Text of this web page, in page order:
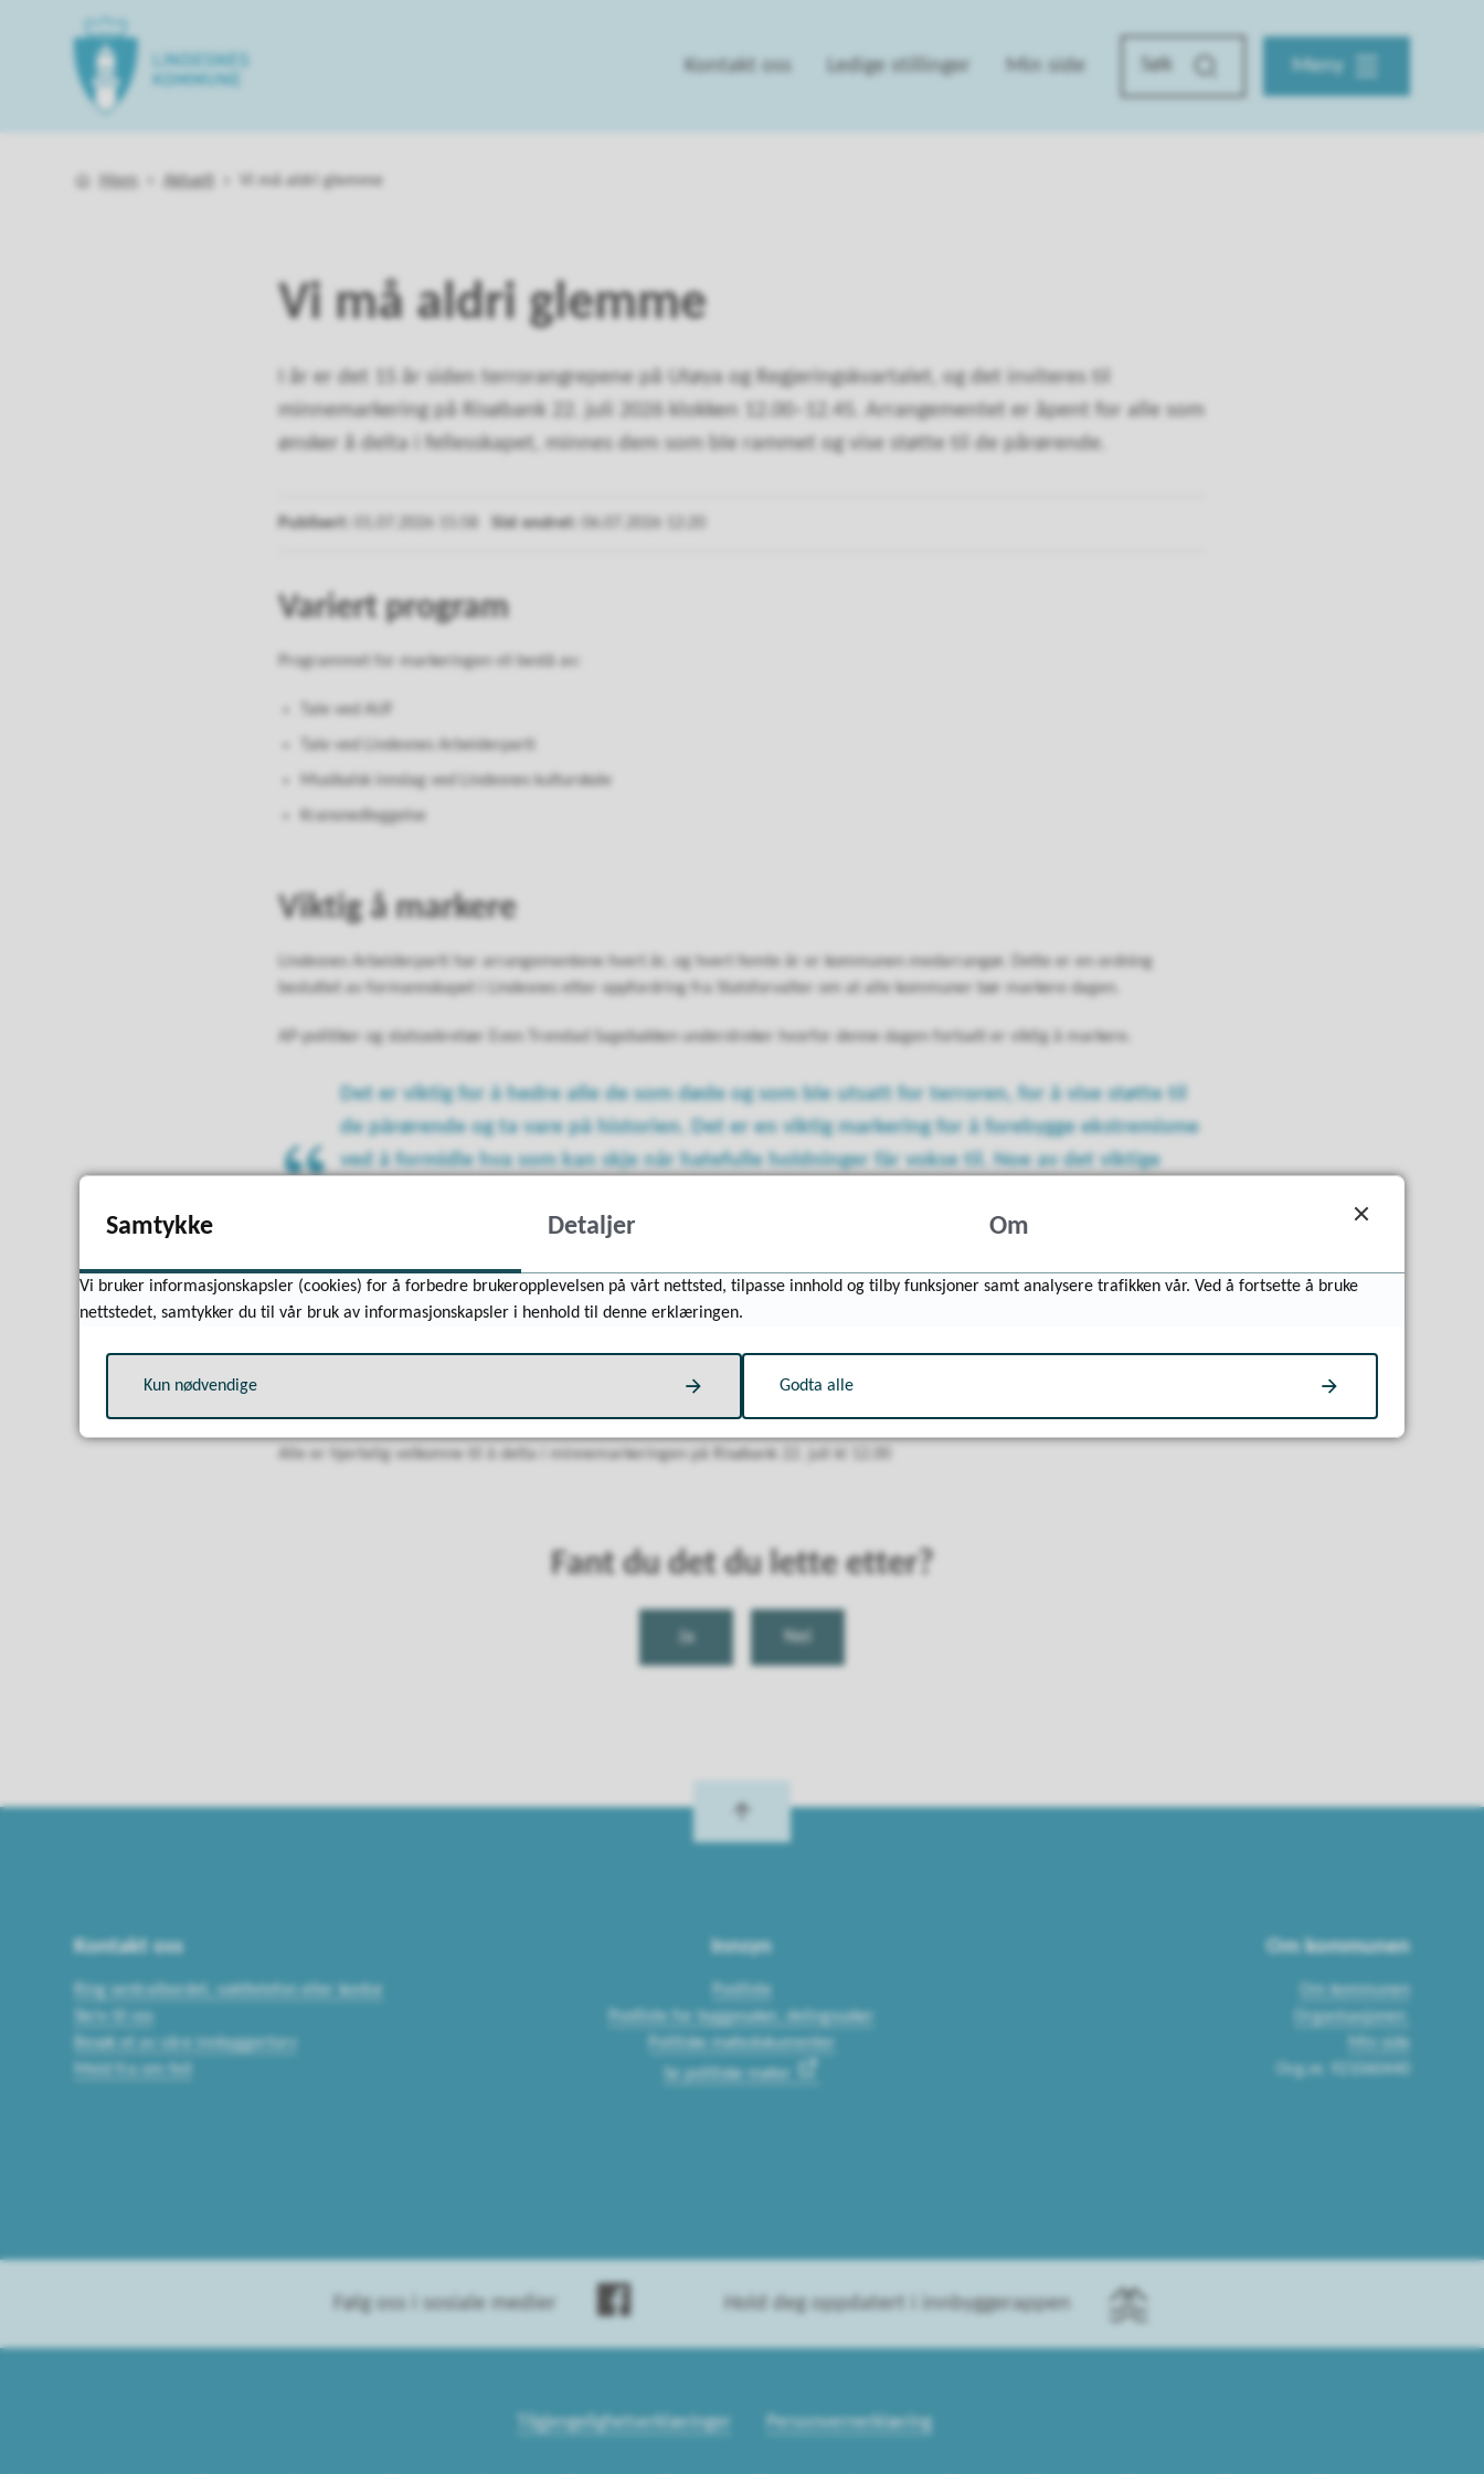
Kontakt oss Ledige stillinger Min side Meny
Du er her:
Hjem Aktuelt Vi må aldri glemme
Vi må aldri glemme
I år er det 15 år siden terrorangrepene på Utøya og Regjeringskvartalet, og det inviteres til
minnemarkering på Risøbank 22. juli 2026 klokken 12.00–12.45. Arrangementet er åpent for alle som
ønsker å delta i fellesskapet, minnes dem som ble rammet og vise støtte til de pårørende.
Publisert Sist endret
Variert program
Programmet for markeringen vil bestå av:
Tale ved AUF
Tale ved Lindesnes Arbeiderparti
Musikalsk innslag ved Lindesnes kulturskole
Kransnedleggelse
Viktig å markere
Lindesnes Arbeiderparti har arrangementene hvert år, og hvert femte år er kommunen medarrangør. Dette er en ordning
besluttet av formannskapet i Lindesnes etter oppfordring fra Statsforvalter om at alle kommuner bør markere dagen.
AP-politiker og statssekretær Even Tronstad Sagebakken understreker hvorfor denne dagen fortsatt er viktig å markere.
Det er viktig for å hedre alle de som døde og som ble utsatt for terroren, for å vise støtte til
de pårørende og ta vare på historien. Det er en viktig markering for å forebygge ekstremisme
ved å formidle hva som kan skje når hatefulle holdninger får vokse til. Noe av det viktige
mangfoldet mot hat og vold, sier han.
Sagebakken håper at markeringen kan være med å bidra til mer engasjement, inkludering og raushet.
Alle er hjertelig velkomne til å delta i minnemarkeringen på Risøbank 22. juli kl 12.00
Fant du det du lette etter?
Ja Nei
Kontakt oss
Ring sentralbordet, vakttelefon eller kontor
Skriv til oss
Besøk et av våre innbyggertorv
Meld fra om feil
Innsyn
Postliste
Postliste for byggesaker, delingssaker
Politiske møtedokumenter
Se politiske møter
Om kommunen
Om kommunen
Organisasjonen
Min side
Org.nr. 921060440
Følg oss i sosiale medier Hold deg oppdatert i innbyggerappen
Tilgjengelighetserklæringer Personvernerklæring
Samtykke Detaljer Om
Vi bruker informasjonskapsler (cookies) for å forbedre brukeropplevelsen på vårt nettsted, tilpasse innhold og tilby funksjoner samt analysere trafikken vår. Ved å fortsette å bruke
nettstedet, samtykker du til vår bruk av informasjonskapsler i henhold til denne erklæringen.
Kun nødvendige Godta alle